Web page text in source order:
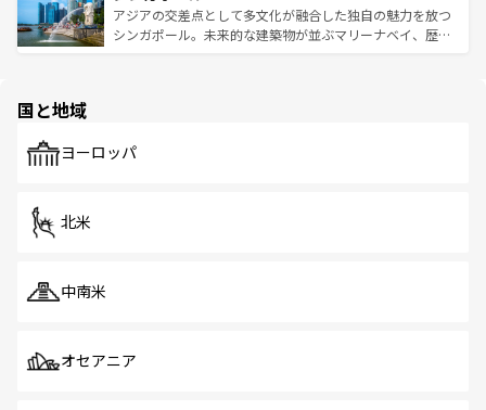
が待っている。親しみやすいタイの人々、仏教を中心とし
た文化、そして多様な観光資源が、訪れる旅人を魅了し続
ており、効率よく見どころを回れるのも魅力。息をのむよ
うな絶景から文化的な体験まで、香港を存分に楽しみ尽く
アジアの交差点として多文化が融合した独自の魅力を放つ
シンガポール。未来的な建築物が並ぶマリーナベイ、歴史
で、ホーカーズは地元の風情を楽しめる外せないスポット
国と地域
ヨーロッパ
北米
中南米
オセアニア